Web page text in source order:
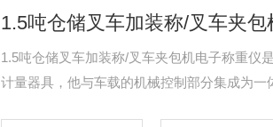
1.5吨仓储叉车加装称/叉车夹包
1.5吨仓储叉车加装称/叉车夹包机电子称重仪
计量器具，他与车载的机械控制部分集成为